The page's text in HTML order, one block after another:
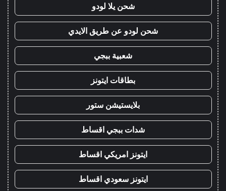
شحن يلا لودو
شحن لودو عن طريق الايدي
شعبية ببجي
بطاقات ايتونز
بلايستيشن ستور
شدات ببجي اقساط
ايتونز امريكي اقساط
ايتونز سعودي اقساط